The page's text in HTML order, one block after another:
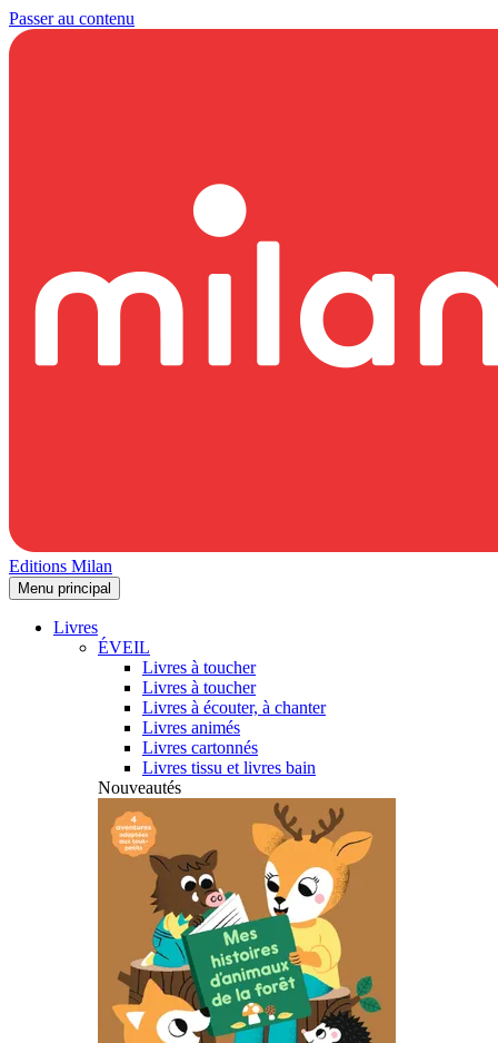
Passer au contenu
Editions Milan
Menu principal
Livres
ÉVEIL
Livres à toucher
Livres à toucher
Livres à écouter, à chanter
Livres animés
Livres cartonnés
Livres tissu et livres bain
Nouveautés